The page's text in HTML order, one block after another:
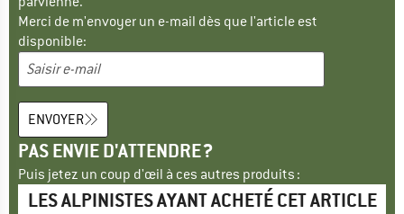
Merci de m'envoyer un e-mail dès que l'article est
disponible:
ENVOYER
PAS ENVIE D'ATTENDRE ?
Puis jetez un coup d'œil à ces autres produits :
LES ALPINISTES AYANT ACHETÉ CET ARTICLE